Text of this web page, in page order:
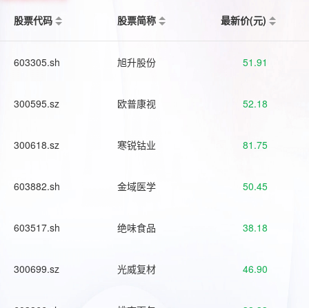
股票代码
股票简称 最新价(元)
603305.sh 旭升股份 51.91
300595.sz 欧普康视 52.18
300618.sz 寒锐钴业 81.75
603882.sh 金域医学 50.45
603517.sh 绝味食品 38.18
300699.sz 光威复材 46.90